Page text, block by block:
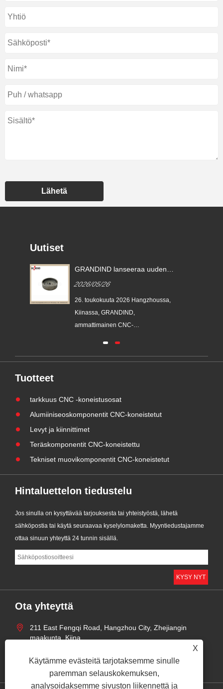
Lähetä
X
Käytämme evästeitä tarjotaksemme sinulle
paremman selauskokemuksen,
analysoidaksemme sivuston liikennettä ja
Uutiset
GRANDIND lanseeraa uuden
sylinterimäisen
kierrekuppiholkin GI-CNC-ST-
009
2026/05/26
26. toukokuuta 2026 Hangzhoussa,
Kiinassa, GRANDIND,
ammattimainen CNC-
virallisesti uuden GI-CNC-ST-009
vastaamaan kestävien, erittäin
tarkkojen kotelo- ja asemoint......
Tuotteet
tarkkuus CNC -koneistusosat
Alumiiniseoskomponentit CNC-koneistetut
Levyt ja kiinnittimet
Teräskomponentit CNC-koneistettu
Tekniset muovikomponentit CNC-koneistetut
Hintaluettelon tiedustelu
Jos sinulla on kysyttävää tarjouksesta tai yhteistyöstä, lähetä
sähköpostia tai käytä seuraavaa kyselylomaketta. Myyntiedustajamme
ottaa sinuun yhteyttä 24 tunnin sisällä.
Ota yhteyttä
211 East Fengqi Road, Hangzhou City, Zhejiangin
maakunta, Kiina
zhaoyingjie@grandind.com